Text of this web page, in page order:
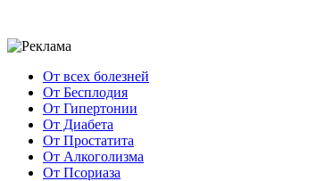
От всех болезней
От Бесплодия
От Гипертонии
От Диабета
От Простатита
От Алкоголизма
От Псориаза